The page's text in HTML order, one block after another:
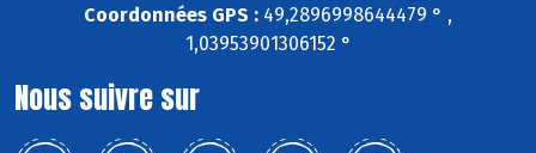
Coordonnées GPS : 49,2896998644479 ° ,
1,03953901306152 °
Nous suivre sur